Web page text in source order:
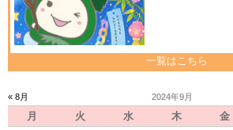
一覧はこちら
« 8月 2024年9月
月 火 水 木 金